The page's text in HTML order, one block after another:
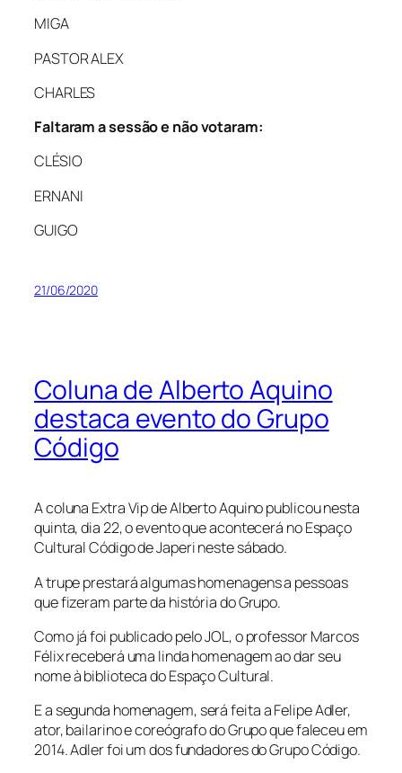
MIGA
PASTOR ALEX
CHARLES
Faltaram a sessão e não votaram:
CLÉSIO
ERNANI
GUIGO
21/06/2020
Coluna de Alberto Aquino
destaca evento do Grupo
Código
A coluna Extra Vip de Alberto Aquino publicou nesta
quinta, dia 22, o evento que acontecerá no Espaço
Cultural Código de Japeri neste sábado.
A trupe prestará algumas homenagens a pessoas
que fizeram parte da história do Grupo.
Como já foi publicado pelo JOL, o professor Marcos
Félix receberá uma linda homenagem ao dar seu
nome à biblioteca do Espaço Cultural.
E a segunda homenagem, será feita a Felipe Adler,
ator, bailarino e coreógrafo do Grupo que faleceu em
2014. Adler foi um dos fundadores do Grupo Código.